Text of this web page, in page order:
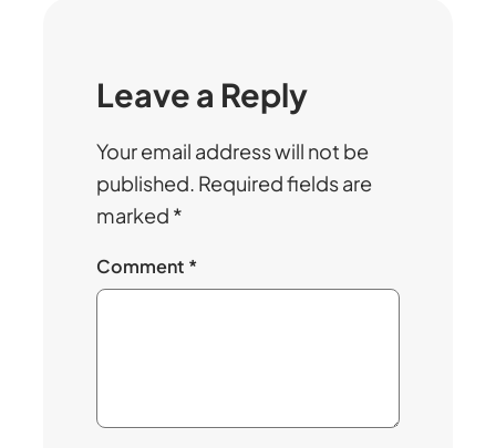
Leave a Reply
Your email address will not be
published. Required fields are
marked *
Comment *